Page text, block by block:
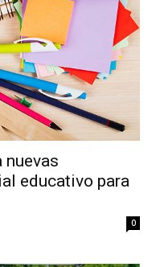
nuevas
educativo para
0